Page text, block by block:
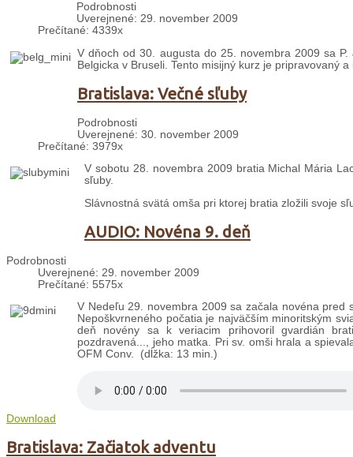
Podrobnosti
Uverejnené: 29. november 2009
Prečítané: 4339x
V dňoch od 30. augusta do 25. novembra 2009 sa
Belgicka v Bruseli. Tento misijný kurz je pripravovaný
Bratislava: Večné sľuby
Podrobnosti
Uverejnené: 30. november 2009
Prečítané: 3979x
V sobotu 28. novembra 2009 bratia Michal Mária
sľuby.
Slávnostná svätá omša pri ktorej bratia zložili svoje
AUDIO: Novéna 9. deň
Podrobnosti
Uverejnené: 29. november 2009
Prečítané: 5575x
V Nedeľu 29. novembra 2009 sa začala novéna pred
Nepoškvrneného počatia je najväčším minoritským
deň novény sa k veriacim prihovoril gvardián
pozdravená..., jeho matka. Pri sv. omši hrala a
OFM Conv. (dĺžka: 13 min.)
Download
Bratislava: Začiatok adventu